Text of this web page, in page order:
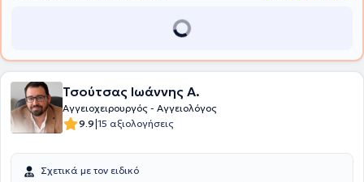
Τσούτσας Ιωάννης A.
Αγγειοχειρουργός - Αγγειολόγος
9.9|15 αξιολογήσεις
Σχετικά με τον ειδικό